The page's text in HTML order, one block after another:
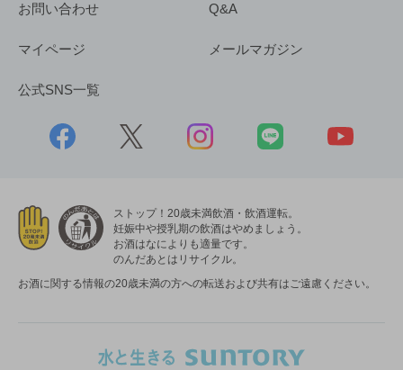
お問い合わせ Q&A
マイページ メールマガジン
公式SNS一覧
ストップ！20歳未満飲酒・飲酒運転。
妊娠中や授乳期の飲酒はやめましょう。
お酒はなによりも適量です。
のんだあとはリサイクル。
お酒に関する情報の20歳未満の方への転送および共有はご遠慮ください。